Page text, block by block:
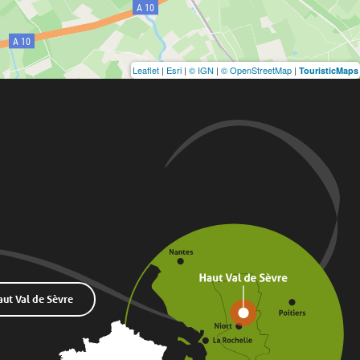
Leaflet | Esri | © IGN | © OpenStreetMap | TouristicMaps
Val de Sèvre